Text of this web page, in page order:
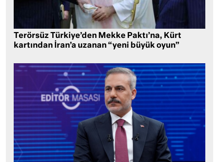
Terörsüz Türkiye’den Mekke Paktı’na, Kürt
kartından İran’a uzanan “yeni büyük oyun”